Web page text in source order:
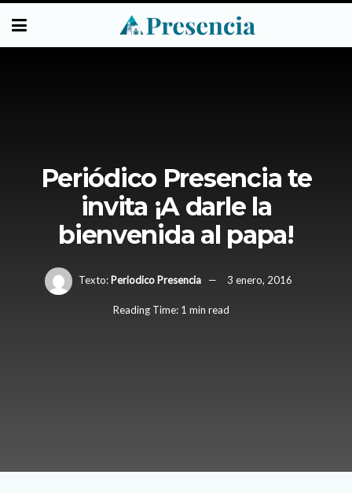
Periódico Presencia te
invita ¡A darle la
bienvenida al papa!
Texto: Periodico Presencia 3 enero, 2016
Reading Time: 1 min read